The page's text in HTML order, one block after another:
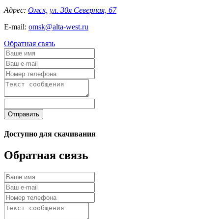
Адрес: Омск, ул. 30я Северная, 67
E-mail: omsk@alta-west.ru
Обратная связь
Отправить
Доступно для скачивания
Обратная связь